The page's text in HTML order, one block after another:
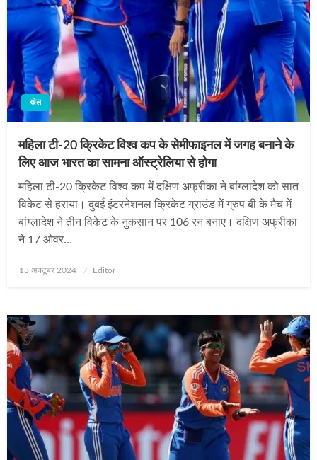
खेल
महिला टी-20 क्रिकेट विश्व कप के सेमीफाइनल में जगह बनाने के
लिए आज भारत का सामना ऑस्ट्रेलिया से होगा
महिला टी-20 क्रिकेट विश्व कप में दक्षिण अफ्रीका ने बांग्लादेश को सात
विकेट से हराया। दुबई इंटरनेशनल क्रिकेट ग्राउंड में ग्रुप बी के मैच में
बांग्लादेश ने तीन विकेट के नुकसान पर 106 रन बनाए। दक्षिण अफ्रीका
ने 17 ओवर…
Posted
13 अक्टूबर 2024 Editor